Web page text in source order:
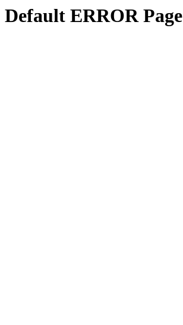
Default ERROR Page